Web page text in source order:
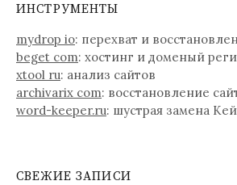
:ИНСТРУМЕНТЫ
mydrop io: перехват и
beget com: хостинг и доменый
xtool ru: анализ сайтов
archivarix com: восстановление
word-keeper.ru: шустрая замена
СВЕЖИЕ ЗАПИСИ